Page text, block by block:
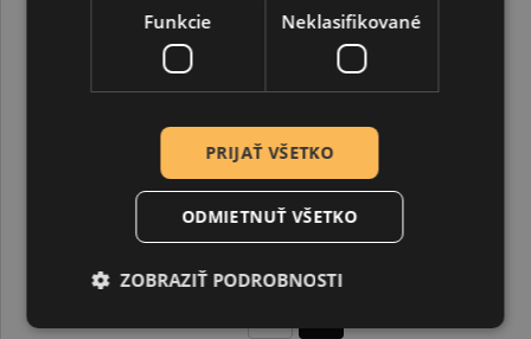
Hot fix, nažehľ. korálky, S10 tmavomodré, 100 ks
Funkcie Neklasifikované
PRIJAŤ VŠETKO
ODMIETNUŤ VŠETKO
ZOBRAZIŤ PODROBNOSTI